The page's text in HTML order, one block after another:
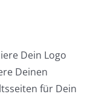
Dein Logo
Deinen
für Dein